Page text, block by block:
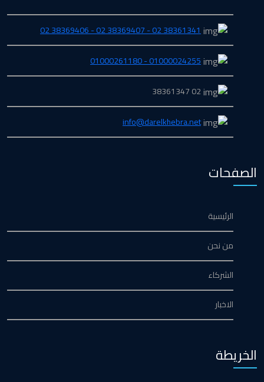
38361341 02 - 38369407 02 - 38369406 02
01000024255 - 01000261180
02 38361347
info@darelkhebra.net
الصفحات
الرئيسية
من نحن
الشركاء
الاخبار
الخريطة